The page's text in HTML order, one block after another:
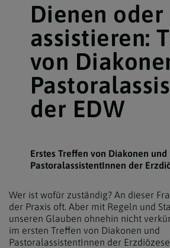
Dienen oder
assistieren:
von
der EDW
Erstes Treffen von Diakonen und
PastoralassistentInnen der
Wer ist wofür zuständig? An dieser
der Praxis oft. Aber mit Regeln und
unseren Glauben ohnehin nicht
im ersten Treffen von Diakonen und
PastoralassistentInnen der